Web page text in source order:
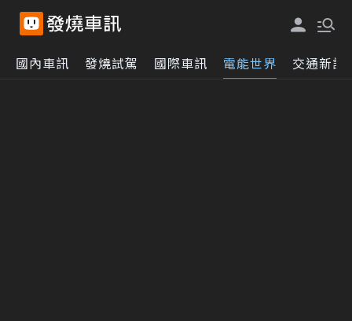
國內車訊 發燒試駕 國際車訊 電能世界 交通新訊